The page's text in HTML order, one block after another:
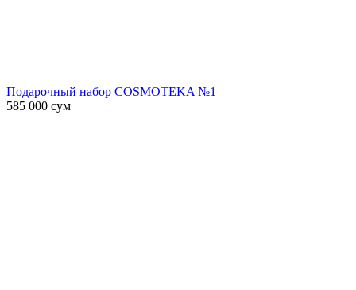
Подарочный набор COSMOTEKA №1
585 000 сум